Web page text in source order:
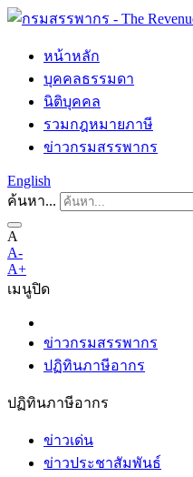
หน้าหลัก
บุคคลธรรมดา
นิติบุคคล
รวมกฎหมายภาษี
ข่าวกรมสรรพากร
English
ค้นหา...
A
A-
A+
เมนูปิด
ข่าวกรมสรรพากร
ปฏิทินภาษีอากร
ปฏิทินภาษีอากร
ข่าวเด่น
ข่าวประชาสัมพันธ์